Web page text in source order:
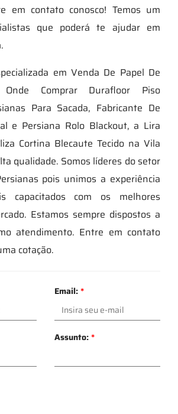
em contato conosco! Temos um
que poderá te ajudar em
em Venda De Papel De
Comprar Durafloor Piso
Para Sacada, Fabricante De
e Persiana Rolo Blackout, a Lira
Cortina Blecaute Tecido na Vila
qualidade. Somos líderes do setor
pois unimos a experiência
capacitados com os melhores
Estamos sempre dispostos a
atendimento. Entre em contato
cotação.
Email:*
Assunto:*